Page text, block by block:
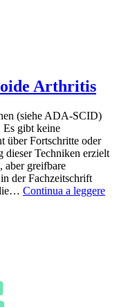
Arthritis
(siehe ADA-SCID)
Es gibt keine
über Fortschritte oder
dieser Techniken erzielt
aber greifbare
der Fachzeitschrift
Continua a leggere